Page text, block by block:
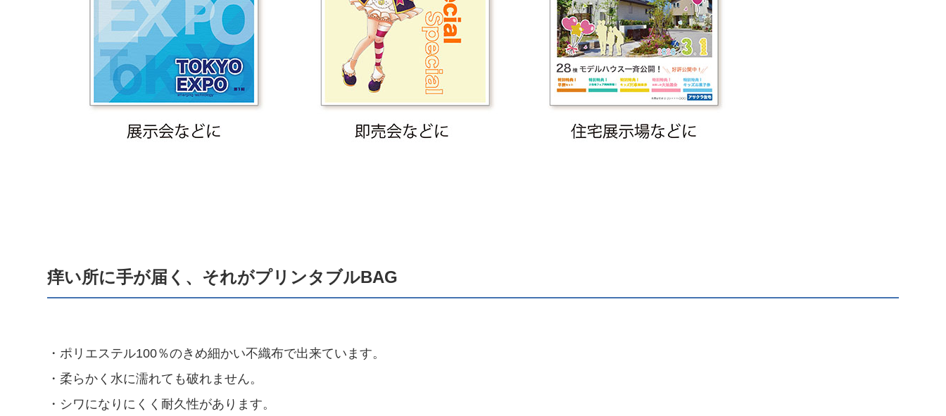
痒い所に手が届く、それがプリンタブルBAG
・ポリエステル100％のきめ細かい不織布で出来ています。
・柔らかく水に濡れても破れません。
・シワになりにくく耐久性があります。